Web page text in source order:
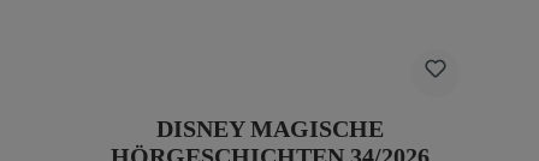
DISNEY MAGISCHE